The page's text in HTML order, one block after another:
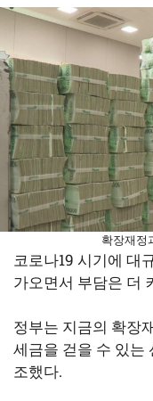
확장재정
코로나19 시기에 대
가오면서 부담은 더
정부는 지금의 확장
세금을 걷을 수 있는
조했다.